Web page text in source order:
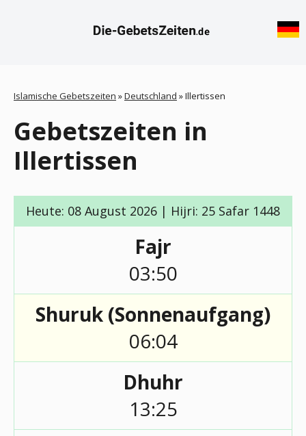
Islamische Gebetszeiten »Deutschland »Illertissen
Gebetszeiten in
Illertissen
Heute: 08 August 2026 | Hijri: 25 Safar 1448
Fajr
03:50
Shuruk (Sonnenaufgang)
06:04
Dhuhr
13:25